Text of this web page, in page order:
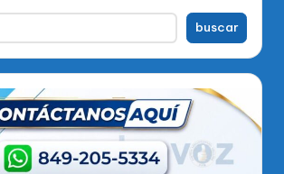
buscar